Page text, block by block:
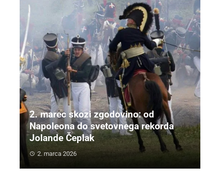
2. marec skozi zgodovino: od
Napoleona do svetovnega rekorda
Jolande Čeplak
2. marca 2026